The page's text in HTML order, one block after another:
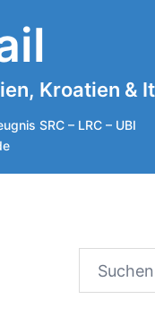
Kroatien &
SRC – LRC – UBI
Suchen
nach: